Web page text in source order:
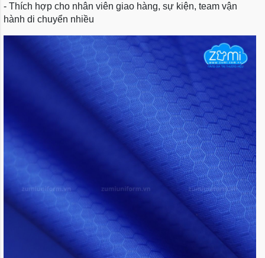
- Thích hợp cho nhân viên giao hàng, sự kiện, team vận
hành di chuyển nhiều